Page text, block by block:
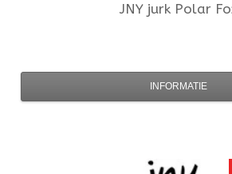
JNYjurk Polar
INFORMATIE